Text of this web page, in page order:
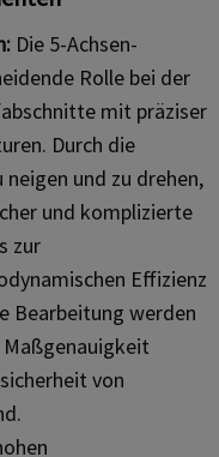
Die 5-Achsen-
Rolle bei der
mit präziser
Durch die
und zu drehen,
und komplizierte
zur
Effizienz
Bearbeitung werden
von